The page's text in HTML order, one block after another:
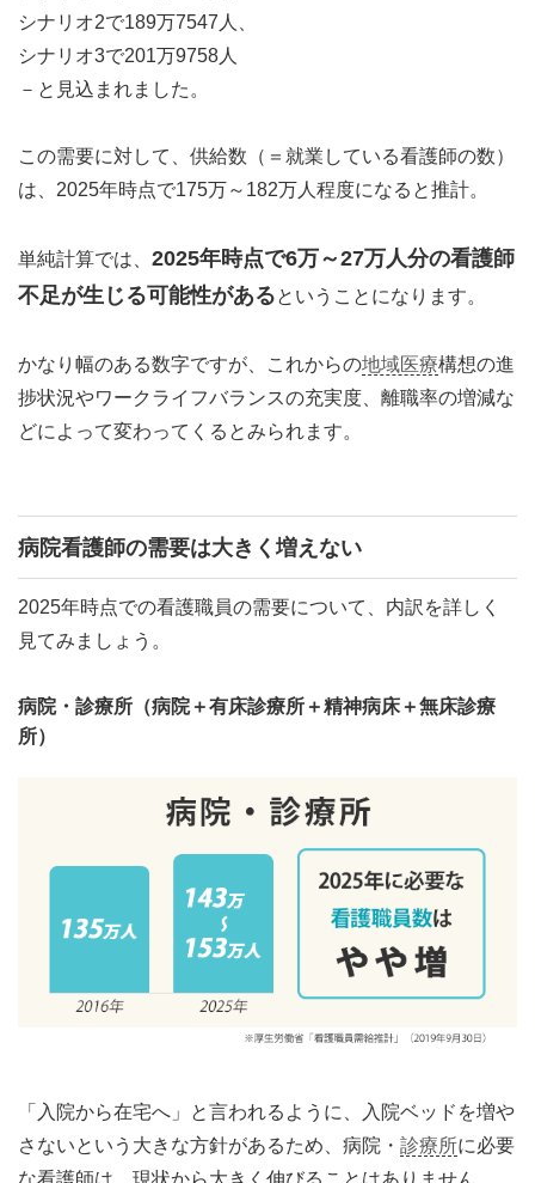
シナリオ2で189万7547人、
シナリオ3で201万9758人
－と見込まれました。
この需要に対して、供給数（＝就業している看護師の数）
は、2025年時点で175万～182万人程度になると推計。
単純計算では、 2025年時点で6万～27万人分の看護師
不足が生じる可能性があるということになります。
かなり幅のある数字ですが、これからの地域医療構想の進
捗状況やワークライフバランスの充実度、離職率の増減な
どによって変わってくるとみられます。
病院看護師の需要は大きく増えない
2025年時点での看護職員の需要について、内訳を詳しく
見てみましょう。
病院・診療所（病院＋有床診療所＋精神病床＋無床診療
所）
「入院から在宅へ」と言われるように、入院ベッドを増や
さないという大きな方針があるため、病院・ 診療所に必要
な看護師は、現状から大きく伸びることはありません。